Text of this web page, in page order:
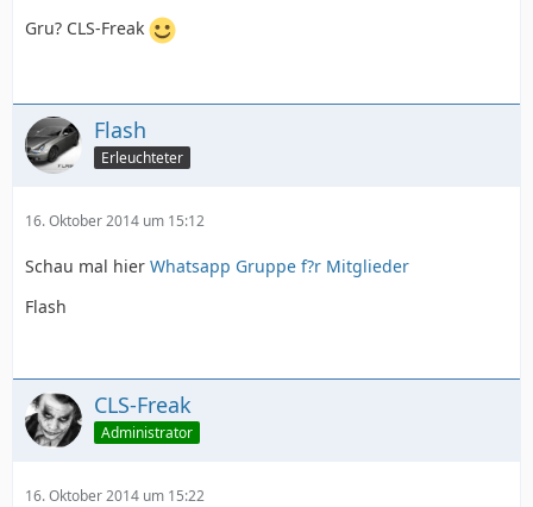
Gru? CLS-Freak
Flash
Erleuchteter
16. Oktober 2014 um 15:12
Schau mal hier Whatsapp Gruppe f?r Mitglieder
Flash
CLS-Freak
Administrator
16. Oktober 2014 um 15:22